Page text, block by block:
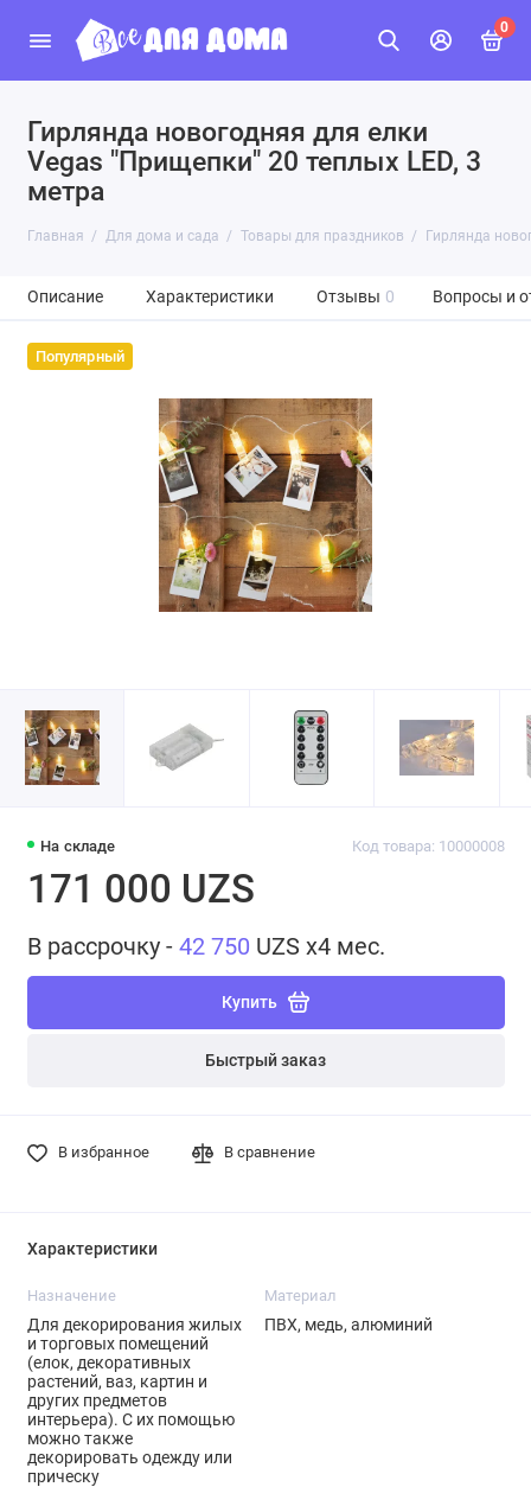
0
Гирлянда новогодняя для елки
Vegas "Прищепки" 20 теплых LED, 3
метра
Главная Для дома и сада Товары для праздников Гирлянда
Описание Характеристики Отзывы 0 Вопросы и
Популярный
На складе Код товара: 10000008
171 000 UZS
В рассрочку - 42 750 UZS x4 мес.
Купить
Быстрый заказ
В избранное В сравнение
Характеристики
Назначение
Для декорирования жилых
и торговых помещений
(елок, декоративных
растений, ваз, картин и
других предметов
интерьера). С их помощью
можно также
декорировать одежду или
прическу
Материал
ПВХ, медь, алюминий